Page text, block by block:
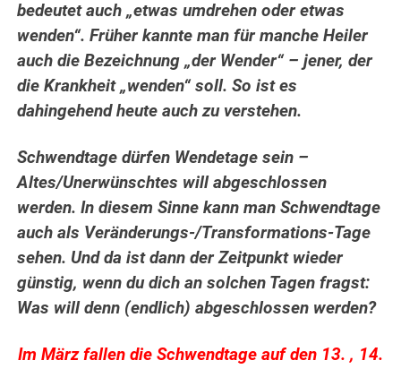
bedeutet auch „etwas umdrehen oder etwas
wenden“. Früher kannte man für manche Heiler
auch die Bezeichnung „der Wender“ – jener, der
die Krankheit „wenden“ soll. So ist es
dahingehend heute auch zu verstehen.
Schwendtage dürfen Wendetage sein –
Altes/Unerwünschtes will abgeschlossen
werden. In diesem Sinne kann man Schwendtage
auch als Veränderungs-/Transformations-Tage
sehen. Und da ist dann der Zeitpunkt wieder
günstig, wenn du dich an solchen Tagen fragst:
Was will denn (endlich) abgeschlossen werden?
Im März fallen die Schwendtage auf den 13. , 14.